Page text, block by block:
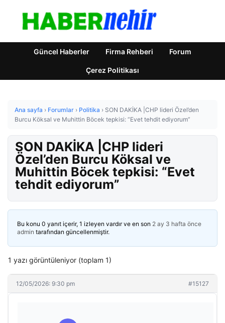
Güncel Haberler Firma Rehberi Forum
Çerez Politikası
Ana sayfa › Forumlar › Politika › SON DAKİKA |CHP lideri Özel’den
Burcu Köksal ve Muhittin Böcek tepkisi: “Evet tehdit ediyorum”
SON DAKİKA |CHP lideri
Özel’den Burcu Köksal ve
Muhittin Böcek tepkisi: “Evet
tehdit ediyorum”
Bu konu 0 yanıt içerir, 1 izleyen vardır ve en son 2 ay 3 hafta önce
admin tarafından güncellenmiştir.
1 yazı görüntüleniyor (toplam 1)
12/05/2026: 9:30 pm #15127